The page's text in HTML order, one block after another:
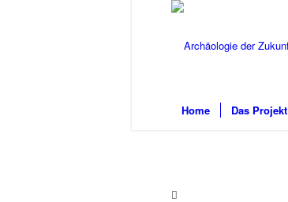
Home Das Projekt